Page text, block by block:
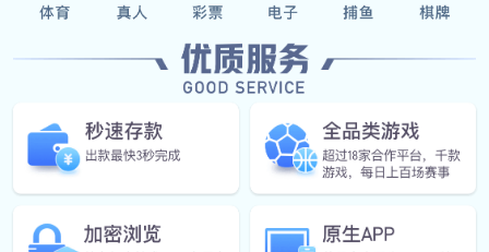
DMK020-2塑料拉手